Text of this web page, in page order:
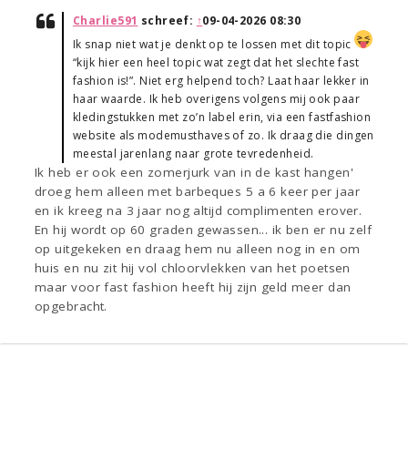
Charlie591 schreef: ↑09-04-2026 08:30
Ik snap niet wat je denkt op te lossen met dit topic
“kijk hier een heel topic wat zegt dat het slechte fast
fashion is!”. Niet erg helpend toch? Laat haar lekker in
haar waarde. Ik heb overigens volgens mij ook paar
kledingstukken met zo’n label erin, via een fastfashion
website als modemusthaves of zo. Ik draag die dingen
meestal jarenlang naar grote tevredenheid.
Ik heb er ook een zomerjurk van in de kast hangen'
droeg hem alleen met barbeques 5 a 6 keer per jaar
en ik kreeg na 3 jaar nog altijd complimenten erover.
En hij wordt op 60 graden gewassen... ik ben er nu zelf
op uitgekeken en draag hem nu alleen nog in en om
huis en nu zit hij vol chloorvlekken van het poetsen
maar voor fast fashion heeft hij zijn geld meer dan
opgebracht.